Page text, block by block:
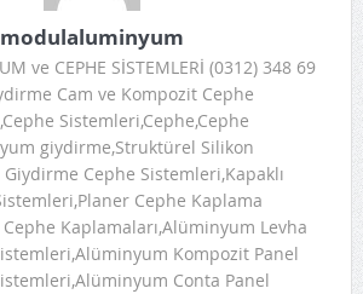
modulaluminyum
ve CEPHE SİSTEMLERİ (0312) 348 69
Cam ve Kompozit Cephe
Sistemleri,Cephe,Cephe
giydirme,Struktürel Silikon
Giydirme Cephe Sistemleri,Kapaklı
Cephe Kaplama
Kaplamaları,Alüminyum Levha
Kompozit Panel
Conta Panel